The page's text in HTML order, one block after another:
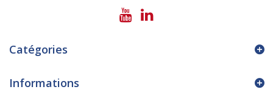
Catégories
Informations